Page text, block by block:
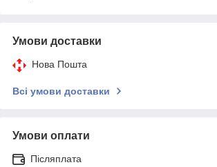
Умови доставки
Нова Пошта
Всі умови доставки
Умови оплати
Післяплата